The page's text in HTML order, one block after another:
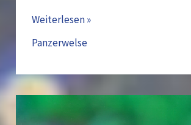
Weiterlesen »
Panzerwelse
–